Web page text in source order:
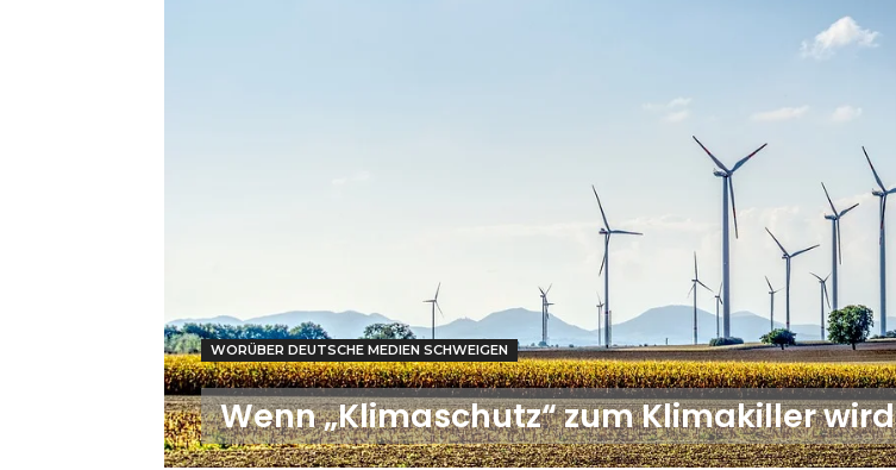
WORÜBER DEUTSCHE MEDIEN SCHWEIGEN
Wenn „Klimaschutz“ zum Klimakiller wird